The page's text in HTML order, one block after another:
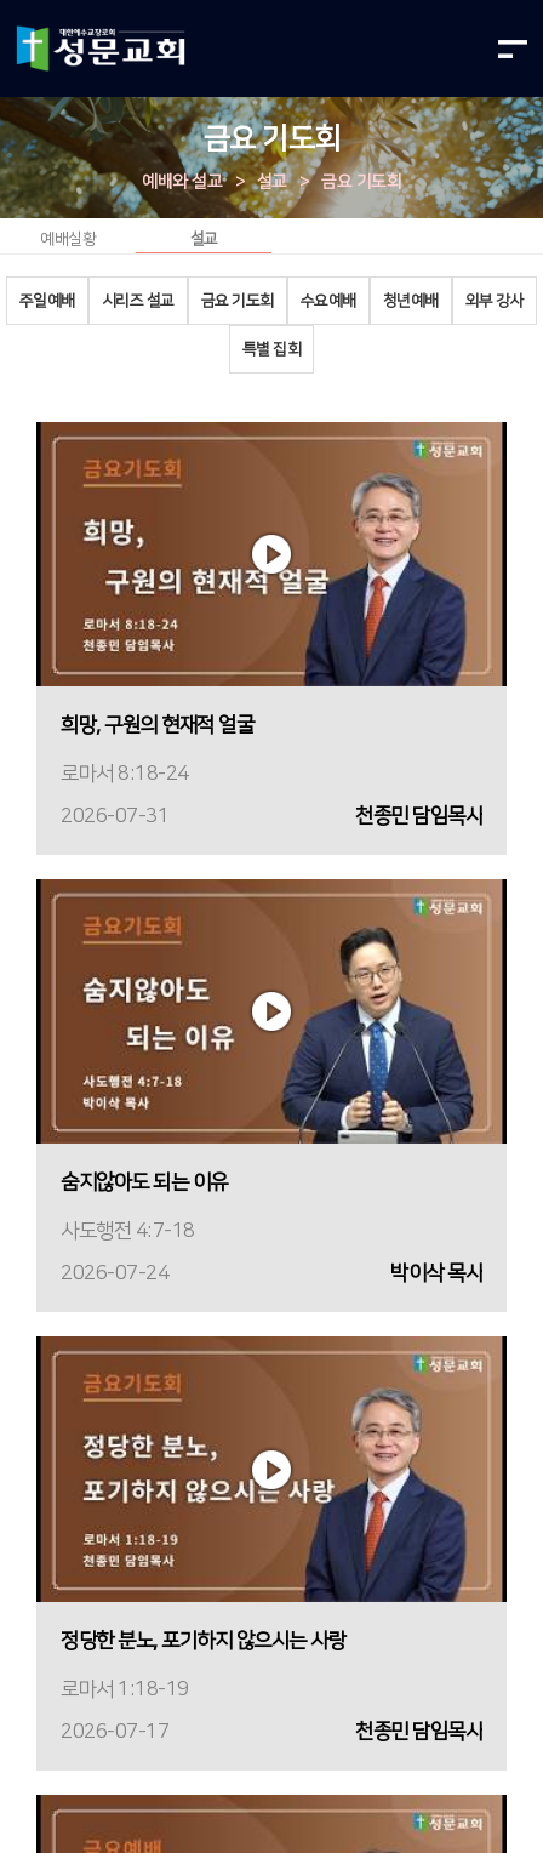
금요 기도회
예배와 설교 > 설교 > 금요 기도회
예배실황 설교
주일예배 시리즈 설교 금요 기도회 수요예배 청년예배 외부 강사
특별 집회
희망, 구원의 현재적 얼굴
로마서 8:18-24
2026-07-31
천종민 담임목사
숨지않아도 되는 이유
사도행전 4:7-18
2026-07-24
박이삭 목사
정당한 분노, 포기하지 않으시는 사랑
로마서 1:18-19
2026-07-17
천종민 담임목사